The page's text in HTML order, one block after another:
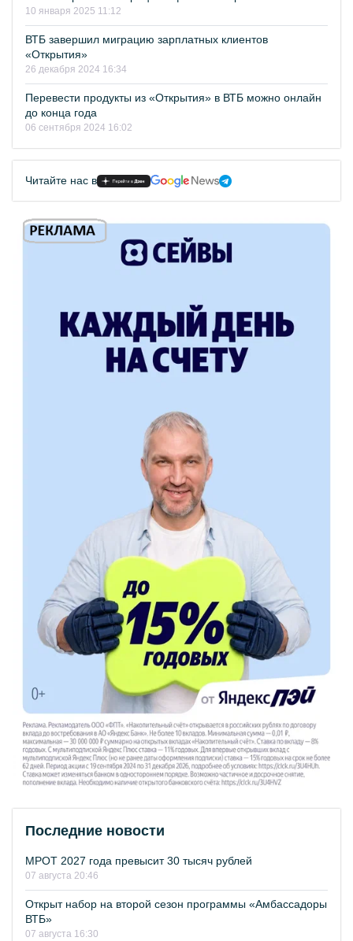
10 января 2025 11:12
ВТБ завершил миграцию зарплатных клиентов
«Открытия»
26 декабря 2024 16:34
Перевести продукты из «Открытия» в ВТБ можно онлайн
до конца года
06 сентября 2024 16:02
Читайте нас в
Последние новости
МРОТ 2027 года превысит 30 тысяч рублей
07 августа 20:46
Открыт набор на второй сезон программы «Амбассадоры
ВТБ»
07 августа 16:30